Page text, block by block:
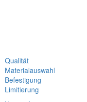
Qualität
Materialauswahl
Befestigung
Limitierung